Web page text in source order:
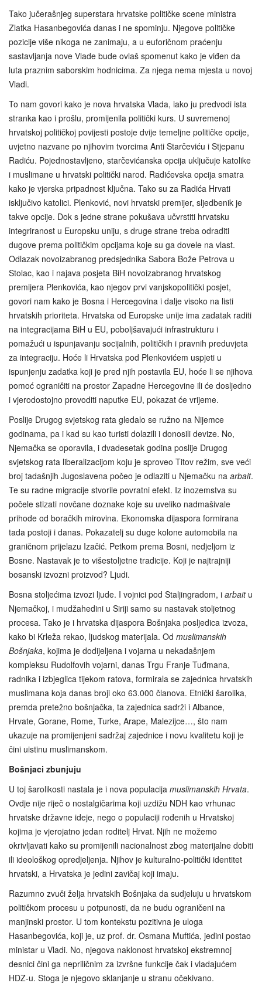
Tako jučerašnjeg superstara hrvatske političke scene ministra
Zlatka Hasanbegovića danas i ne spominju. Njegove političke
pozicije više nikoga ne zanimaju, a u euforičnom praćenju
sastavljanja nove Vlade bude ovlaš spomenut kako je viđen da
luta praznim saborskim hodnicima. Za njega nema mjesta u novoj
Vladi.
To nam govori kako je nova hrvatska Vlada, iako ju predvodi ista
stranka kao i prošlu, promijenila politički kurs. U suvremenoj
hrvatskoj političkoj povijesti postoje dvije temeljne političke opcije,
uvjetno nazvane po njihovim tvorcima Anti Starčeviću i Stjepanu
Radiću. Pojednostavljeno, starčevićanska opcija uključuje katolike
i muslimane u hrvatski politički narod. Radićevska opcija smatra
kako je vjerska pripadnost ključna. Tako su za Radića Hrvati
isključivo katolici. Plenković, novi hrvatski premijer, sljedbenik je
takve opcije. Dok s jedne strane pokušava učvrstiti hrvatsku
integriranost u Europsku uniju, s druge strane treba odraditi
dugove prema političkim opcijama koje su ga dovele na vlast.
Odlazak novoizabranog predsjednika Sabora Bože Petrova u
Stolac, kao i najava posjeta BiH novoizabranog hrvatskog
premijera Plenkovića, kao njegov prvi vanjskopolitički posjet,
govori nam kako je Bosna i Hercegovina i dalje visoko na listi
hrvatskih prioriteta. Hrvatska od Europske unije ima zadatak raditi
na integracijama BiH u EU, poboljšavajući infrastrukturu i
pomažući u ispunjavanju socijalnih, političkih i pravnih preduvjeta
za integraciju. Hoće li Hrvatska pod Plenkovićem uspjeti u
ispunjenju zadatka koji je pred njih postavila EU, hoće li se njihova
pomoć ograničiti na prostor Zapadne Hercegovine ili će dosljedno
i vjerodostojno provoditi naputke EU, pokazat će vrijeme.
Poslije Drugog svjetskog rata gledalo se ružno na Nijemce
godinama, pa i kad su kao turisti dolazili i donosili devize. No,
Njemačka se oporavila, i dvadesetak godina poslije Drugog
svjetskog rata liberalizacijom koju je sproveo Titov režim, sve veći
broj tadašnjih Jugoslavena počeo je odlaziti u Njemačku na arbait.
Te su radne migracije stvorile povratni efekt. Iz inozemstva su
počele stizati novčane doznake koje su uveliko nadmašivale
prihode od boračkih mirovina. Ekonomska dijaspora formirana
tada postoji i danas. Pokazatelj su duge kolone automobila na
graničnom prijelazu Izačić. Petkom prema Bosni, nedjeljom iz
Bosne. Nastavak je to višestoljetne tradicije. Koji je najtrajniji
bosanski izvozni proizvod? Ljudi.
Bosna stoljećima izvozi ljude. I vojnici pod Staljingradom, i arbaitu
Njemačkoj, i mudžahedini u Siriji samo su nastavak stoljetnog
procesa. Tako je i hrvatska dijaspora Bošnjaka posljedica izvoza,
kako bi Krleža rekao, ljudskog materijala. Od muslimanskih
Bošnjaka, kojima je dodijeljena i vojarna u nekadašnjem
kompleksu Rudolfovih vojarni, danas Trgu Franje Tuđmana,
radnika i izbjeglica tijekom ratova, formirala se zajednica hrvatskih
muslimana koja danas broji oko 63.000 članova. Etnički šarolika,
premda pretežno bošnjačka, ta zajednica sadrži i Albance,
Hrvate, Gorane, Rome, Turke, Arape, Malezijce…, što nam
ukazuje na promijenjeni sadržaj zajednice i novu kvalitetu koji je
čini uistinu muslimanskom.
Bošnjaci zbunjuju
U toj šarolikosti nastala je i nova populacija muslimanskih Hrvata.
Ovdje nije riječ o nostalgičarima koji uzdižu NDH kao vrhunac
hrvatske državne ideje, nego o populaciji rođenih u Hrvatskoj
kojima je vjerojatno jedan roditelj Hrvat. Njih ne možemo
okrivljavati kako su promijenili nacionalnost zbog materijalne dobiti
ili ideološkog opredjeljenja. Njihov je kulturalno-politički identitet
hrvatski, a Hrvatska je jedini zavičaj koji imaju.
Razumno zvuči želja hrvatskih Bošnjaka da sudjeluju u hrvatskom
političkom procesu u potpunosti, da ne budu ograničeni na
manjinski prostor. U tom kontekstu pozitivna je uloga
Hasanbegovića, koji je, uz prof. dr. Osmana Muftića, jedini postao
ministar u Vladi. No, njegova naklonost hrvatskoj ekstremnoj
desnici čini ga nepriličnim za izvršne funkcije čak i vladajućem
HDZ-u. Stoga je njegovo sklanjanje u stranu očekivano.